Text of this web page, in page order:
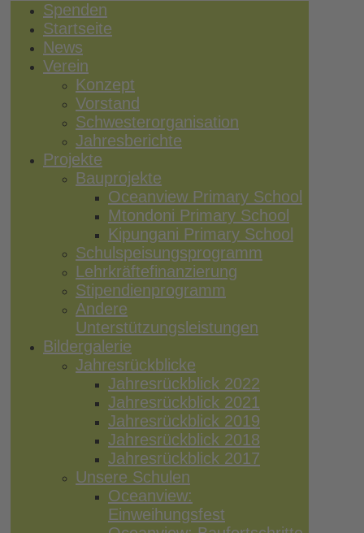
Spenden
Startseite
News
Verein
Konzept
Vorstand
Schwesterorganisation
Jahresberichte
Projekte
Bauprojekte
Oceanview Primary School
Mtondoni Primary School
Kipungani Primary School
Schulspeisungsprogramm
Lehrkräftefinanzierung
Stipendienprogramm
Andere
Unterstützungsleistungen
Bildergalerie
Jahresrückblicke
Jahresrückblick 2022
Jahresrückblick 2021
Jahresrückblick 2019
Jahresrückblick 2018
Jahresrückblick 2017
Unsere Schulen
Oceanview:
Einweihungsfest